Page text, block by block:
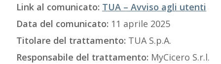
Link al comunicato: TUA – Avviso agli utenti
Data del comunicato: 11 aprile 2025
Titolare del trattamento: TUA S.p.A.
Responsabile del trattamento: MyCicero S.r.l.